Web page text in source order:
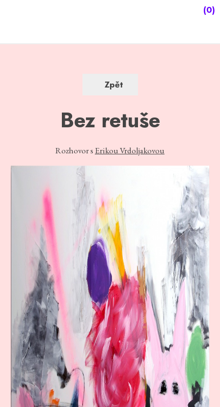
(0)
Zpět
Bez retuše
Rozhovor s Erikou Vrdoljakovou